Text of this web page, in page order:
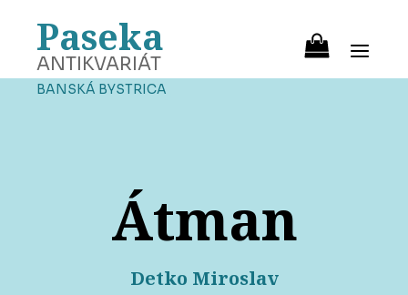
Paseka
ANTIKVARIÁT
BANSKÁ BYSTRICA
Átman
Detko Miroslav